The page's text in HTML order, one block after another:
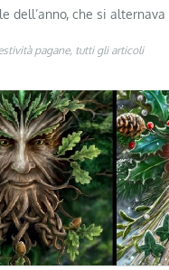
dell’anno, che si alternava
pagane tutti gli articoli